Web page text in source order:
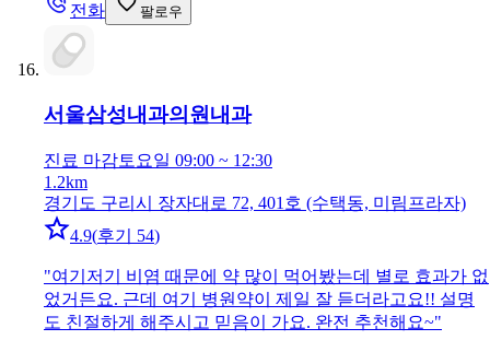
전화 팔로우
서울삼성내과의원 내과
진료 마감토요일 09:00 ~ 12:30
1.2km
경기도 구리시 장자대로 72, 401호 (수택동, 미림프라자)
4.9(후기 54)
"여기저기 비염 때문에 약 많이 먹어봤는데 별로 효과가 없
었거든요. 근데 여기 병원약이 제일 잘 듣더라고요!! 설명
도 친절하게 해주시고 믿음이 가요. 완전 추천해요~"